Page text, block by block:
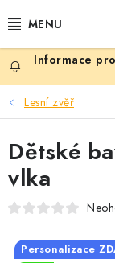
na
PRO ŽENY
PRO MUŽE
PRO DĚTI
PRO PÁRY
Lesní zvěř
Dětské
vlka
Personalizace